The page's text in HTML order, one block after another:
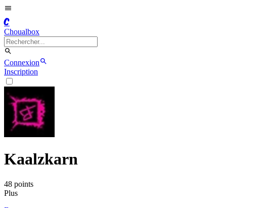
C
Choualbox
Connexion
Inscription
Kaalzkarn
48 points
Plus